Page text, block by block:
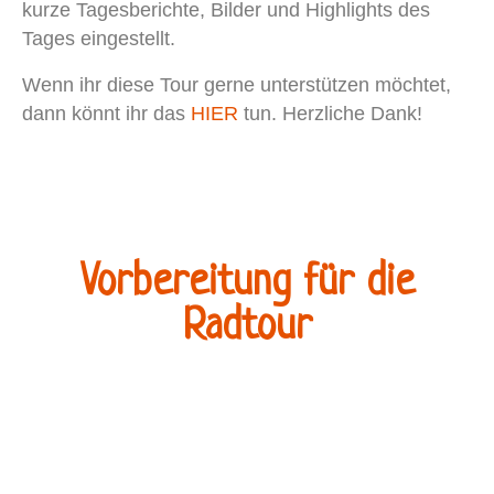
kurze Tagesberichte, Bilder und Highlights des
Tages eingestellt.
Wenn ihr diese Tour gerne unterstützen möchtet,
dann könnt ihr das HIER tun. Herzliche Dank!
Vorbereitung für die
Radtour